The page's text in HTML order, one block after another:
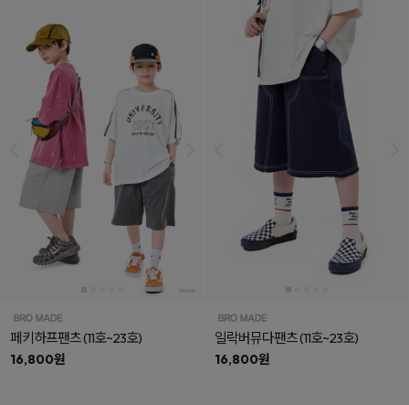
페키하프팬츠(11호~23호)
16,800원
일락버뮤다팬츠(11호~23호)
16,800원